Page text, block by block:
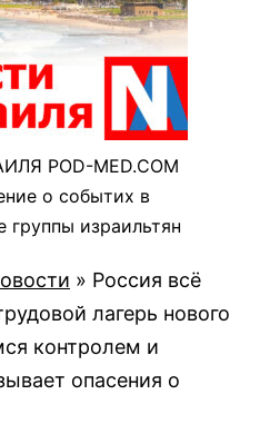
POD-MED.COM
о событих в
израильтян
» Россия всё
лагерь нового
контролем и
опасения о